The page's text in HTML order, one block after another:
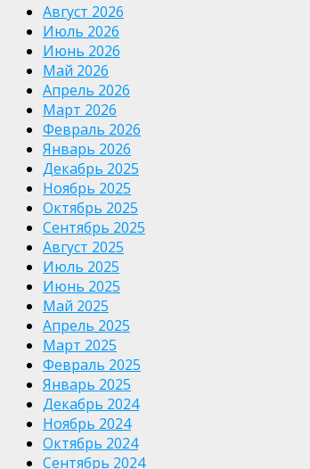
Август 2026
Июль 2026
Июнь 2026
Май 2026
Апрель 2026
Март 2026
Февраль 2026
Январь 2026
Декабрь 2025
Ноябрь 2025
Октябрь 2025
Сентябрь 2025
Август 2025
Июль 2025
Июнь 2025
Май 2025
Апрель 2025
Март 2025
Февраль 2025
Январь 2025
Декабрь 2024
Ноябрь 2024
Октябрь 2024
Сентябрь 2024